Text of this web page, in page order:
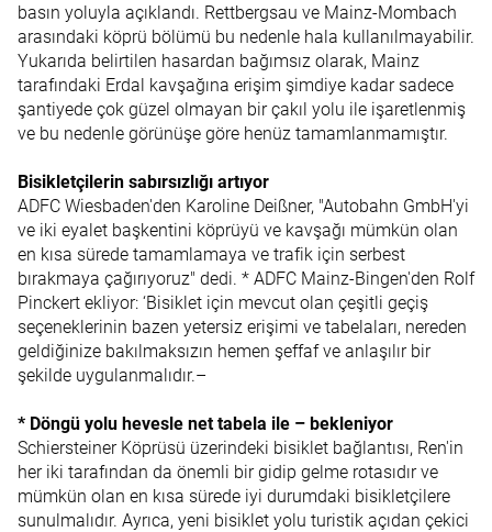
basın yoluyla açıklandı. Rettbergsau ve Mainz-Mombach
arasındaki köprü bölümü bu nedenle hala kullanılmayabilir.
Yukarıda belirtilen hasardan bağımsız olarak, Mainz
tarafındaki Erdal kavşağına erişim şimdiye kadar sadece
şantiyede çok güzel olmayan bir çakıl yolu ile işaretlenmiş
ve bu nedenle görünüşe göre henüz tamamlanmamıştır.
Bisikletçilerin sabırsızlığı artıyor
ADFC Wiesbaden'den Karoline Deißner, "Autobahn GmbH'yi
ve iki eyalet başkentini köprüyü ve kavşağı mümkün olan
en kısa sürede tamamlamaya ve trafik için serbest
bırakmaya çağırıyoruz" dedi. * ADFC Mainz-Bingen'den Rolf
Pinckert ekliyor: ‘Bisiklet için mevcut olan çeşitli geçiş
seçeneklerinin bazen yetersiz erişimi ve tabelaları, nereden
geldiğinize bakılmaksızın hemen şeffaf ve anlaşılır bir
şekilde uygulanmalıdır.–
* Döngü yolu hevesle net tabela ile – bekleniyor
Schiersteiner Köprüsü üzerindeki bisiklet bağlantısı, Ren'in
her iki tarafından da önemli bir gidip gelme rotasıdır ve
mümkün olan en kısa sürede iyi durumdaki bisikletçilere
sunulmalıdır. Ayrıca, yeni bisiklet yolu turistik açıdan çekici